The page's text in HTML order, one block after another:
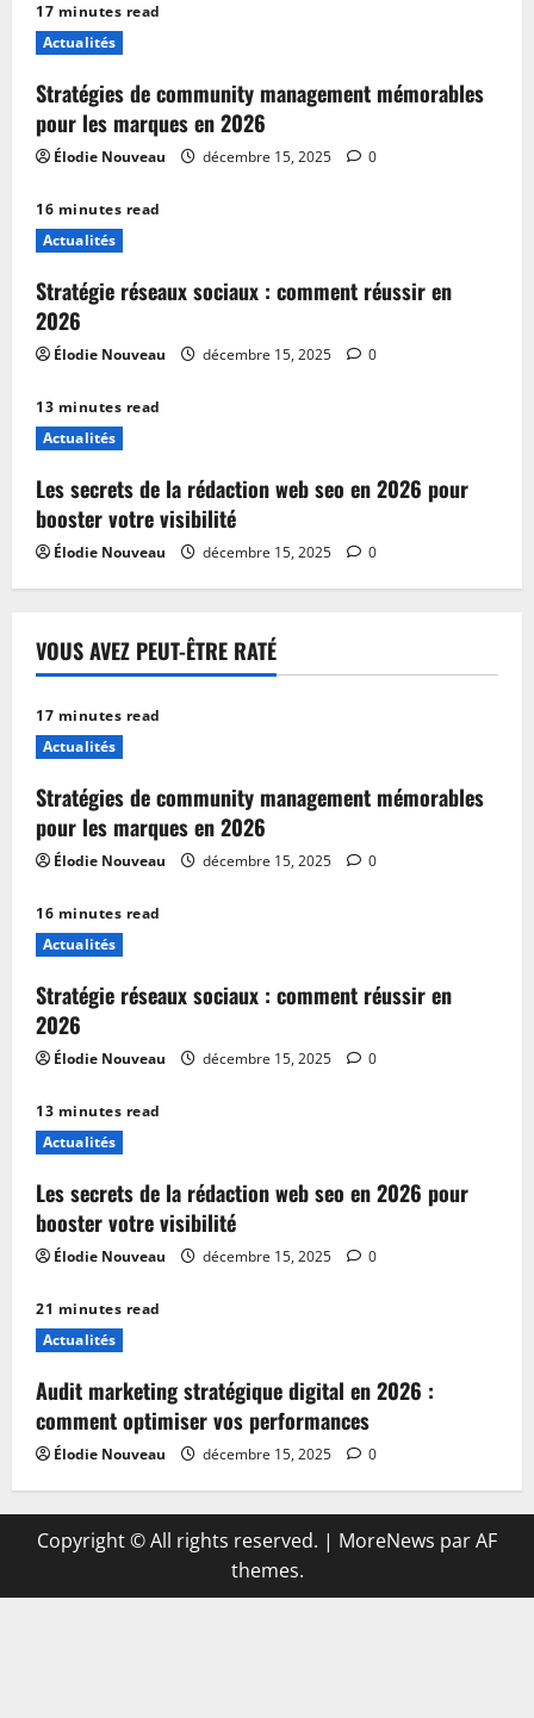
17 minutes read
Actualités
Stratégies de community management mémorables
pour les marques en 2026
Élodie Nouveau décembre 15, 2025 0
16 minutes read
Actualités
Stratégie réseaux sociaux : comment réussir en
2026
Élodie Nouveau décembre 15, 2025 0
13 minutes read
Actualités
Les secrets de la rédaction web seo en 2026 pour
booster votre visibilité
Élodie Nouveau décembre 15, 2025 0
VOUS AVEZ PEUT-ÊTRE RATÉ
17 minutes read
Actualités
Stratégies de community management mémorables
pour les marques en 2026
Élodie Nouveau décembre 15, 2025 0
16 minutes read
Actualités
Stratégie réseaux sociaux : comment réussir en
2026
Élodie Nouveau décembre 15, 2025 0
13 minutes read
Actualités
Les secrets de la rédaction web seo en 2026 pour
booster votre visibilité
Élodie Nouveau décembre 15, 2025 0
21 minutes read
Actualités
Audit marketing stratégique digital en 2026 :
comment optimiser vos performances
Élodie Nouveau décembre 15, 2025 0
Copyright © All rights reserved. | MoreNews par AF
themes.